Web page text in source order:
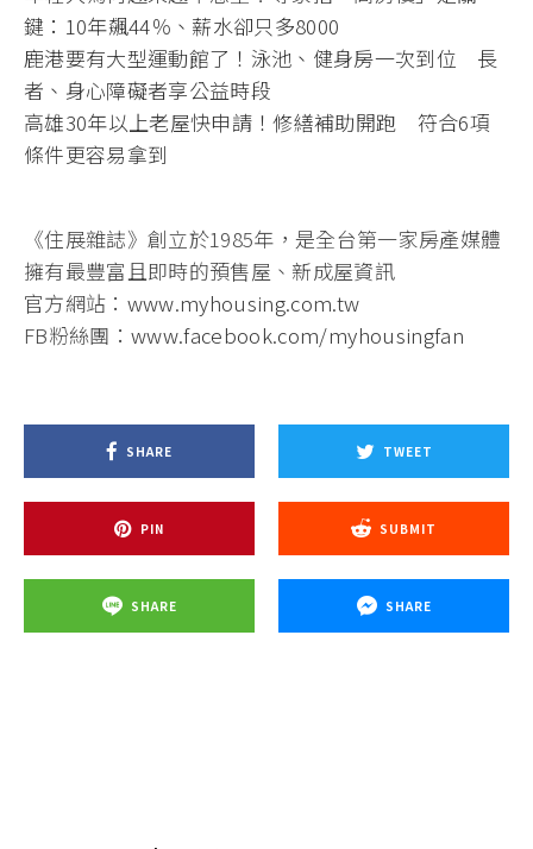
鍵：10年飆44％、薪水卻只多8000
鹿港要有大型運動館了！泳池、健身房一次到位 長
者、身心障礙者享公益時段
高雄30年以上老屋快申請！修繕補助開跑 符合6項
條件更容易拿到
《住展雜誌》創立於1985年，是全台第一家房產媒體
擁有最豐富且即時的預售屋、新成屋資訊
官方網站： www.myhousing.com.tw
FB粉絲團：www.facebook.com/myhousingfan
SHARE TWEET
PIN SUBMIT
SHARE SHARE